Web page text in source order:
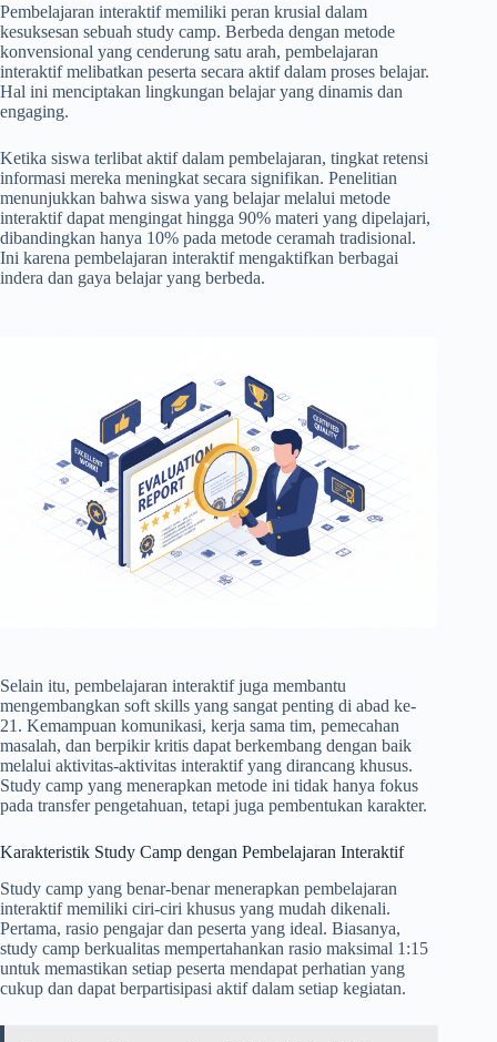
Pembelajaran interaktif memiliki peran krusial dalam
kesuksesan sebuah study camp. Berbeda dengan metode
konvensional yang cenderung satu arah, pembelajaran
interaktif melibatkan peserta secara aktif dalam proses belajar.
Hal ini menciptakan lingkungan belajar yang dinamis dan
engaging.
Ketika siswa terlibat aktif dalam pembelajaran, tingkat retensi
informasi mereka meningkat secara signifikan. Penelitian
menunjukkan bahwa siswa yang belajar melalui metode
interaktif dapat mengingat hingga 90% materi yang dipelajari,
dibandingkan hanya 10% pada metode ceramah tradisional.
Ini karena pembelajaran interaktif mengaktifkan berbagai
indera dan gaya belajar yang berbeda.
Selain itu, pembelajaran interaktif juga membantu
mengembangkan soft skills yang sangat penting di abad ke-
21. Kemampuan komunikasi, kerja sama tim, pemecahan
masalah, dan berpikir kritis dapat berkembang dengan baik
melalui aktivitas-aktivitas interaktif yang dirancang khusus.
Study camp yang menerapkan metode ini tidak hanya fokus
pada transfer pengetahuan, tetapi juga pembentukan karakter.
Karakteristik Study Camp dengan Pembelajaran Interaktif
Study camp yang benar-benar menerapkan pembelajaran
interaktif memiliki ciri-ciri khusus yang mudah dikenali.
Pertama, rasio pengajar dan peserta yang ideal. Biasanya,
study camp berkualitas mempertahankan rasio maksimal 1:15
untuk memastikan setiap peserta mendapat perhatian yang
cukup dan dapat berpartisipasi aktif dalam setiap kegiatan.